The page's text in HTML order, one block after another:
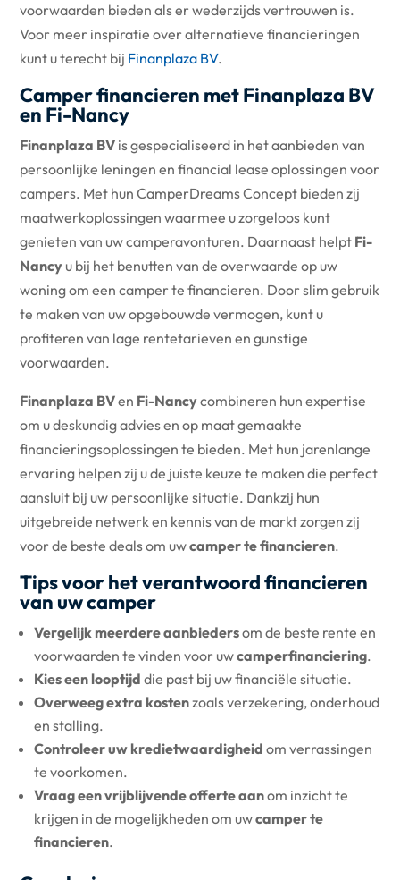
voorwaarden bieden als er wederzijds vertrouwen is.
Voor meer inspiratie over alternatieve financieringen
kunt u terecht bij Finanplaza BV.
Camper financieren met Finanplaza BV
en Fi-Nancy
Finanplaza BV is gespecialiseerd in het aanbieden van
persoonlijke leningen en financial lease oplossingen voor
campers. Met hun CamperDreams Concept bieden zij
maatwerkoplossingen waarmee u zorgeloos kunt
genieten van uw camperavonturen. Daarnaast helpt Fi-
Nancy u bij het benutten van de overwaarde op uw
woning om een camper te financieren. Door slim gebruik
te maken van uw opgebouwde vermogen, kunt u
profiteren van lage rentetarieven en gunstige
voorwaarden.
Finanplaza BVen Fi-Nancycombineren hun expertise
om u deskundig advies en op maat gemaakte
financieringsoplossingen te bieden. Met hun jarenlange
ervaring helpen zij u de juiste keuze te maken die perfect
aansluit bij uw persoonlijke situatie. Dankzij hun
uitgebreide netwerk en kennis van de markt zorgen zij
voor de beste deals om uwcamper te financieren.
Tips voor het verantwoord financieren
van uw camper
Vergelijk meerdere aanbiedersom de beste rente en
voorwaarden te vinden voor uwcamperfinanciering.
Kies een looptijd die past bij uw financiële situatie.
Overweeg extra kostenzoals verzekering, onderhoud
en stalling.
Controleer uw kredietwaardigheid om verrassingen
te voorkomen.
Vraag een vrijblijvende offerte aanom inzicht te
krijgen in de mogelijkheden om uwcamper te
financieren.